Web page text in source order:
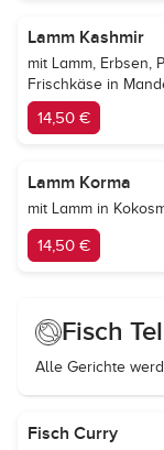
Lamm Kashmir
mit Lamm, Erbsen,
Frischkäse in
14,50 €
Lamm Korma
mit Lamm in
14,50 €
Fisch
Alle Gerichte
Fisch Curry